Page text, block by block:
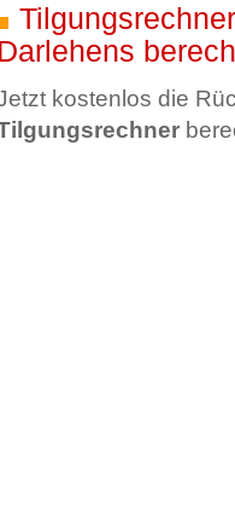
Darlehens
kostenlos die